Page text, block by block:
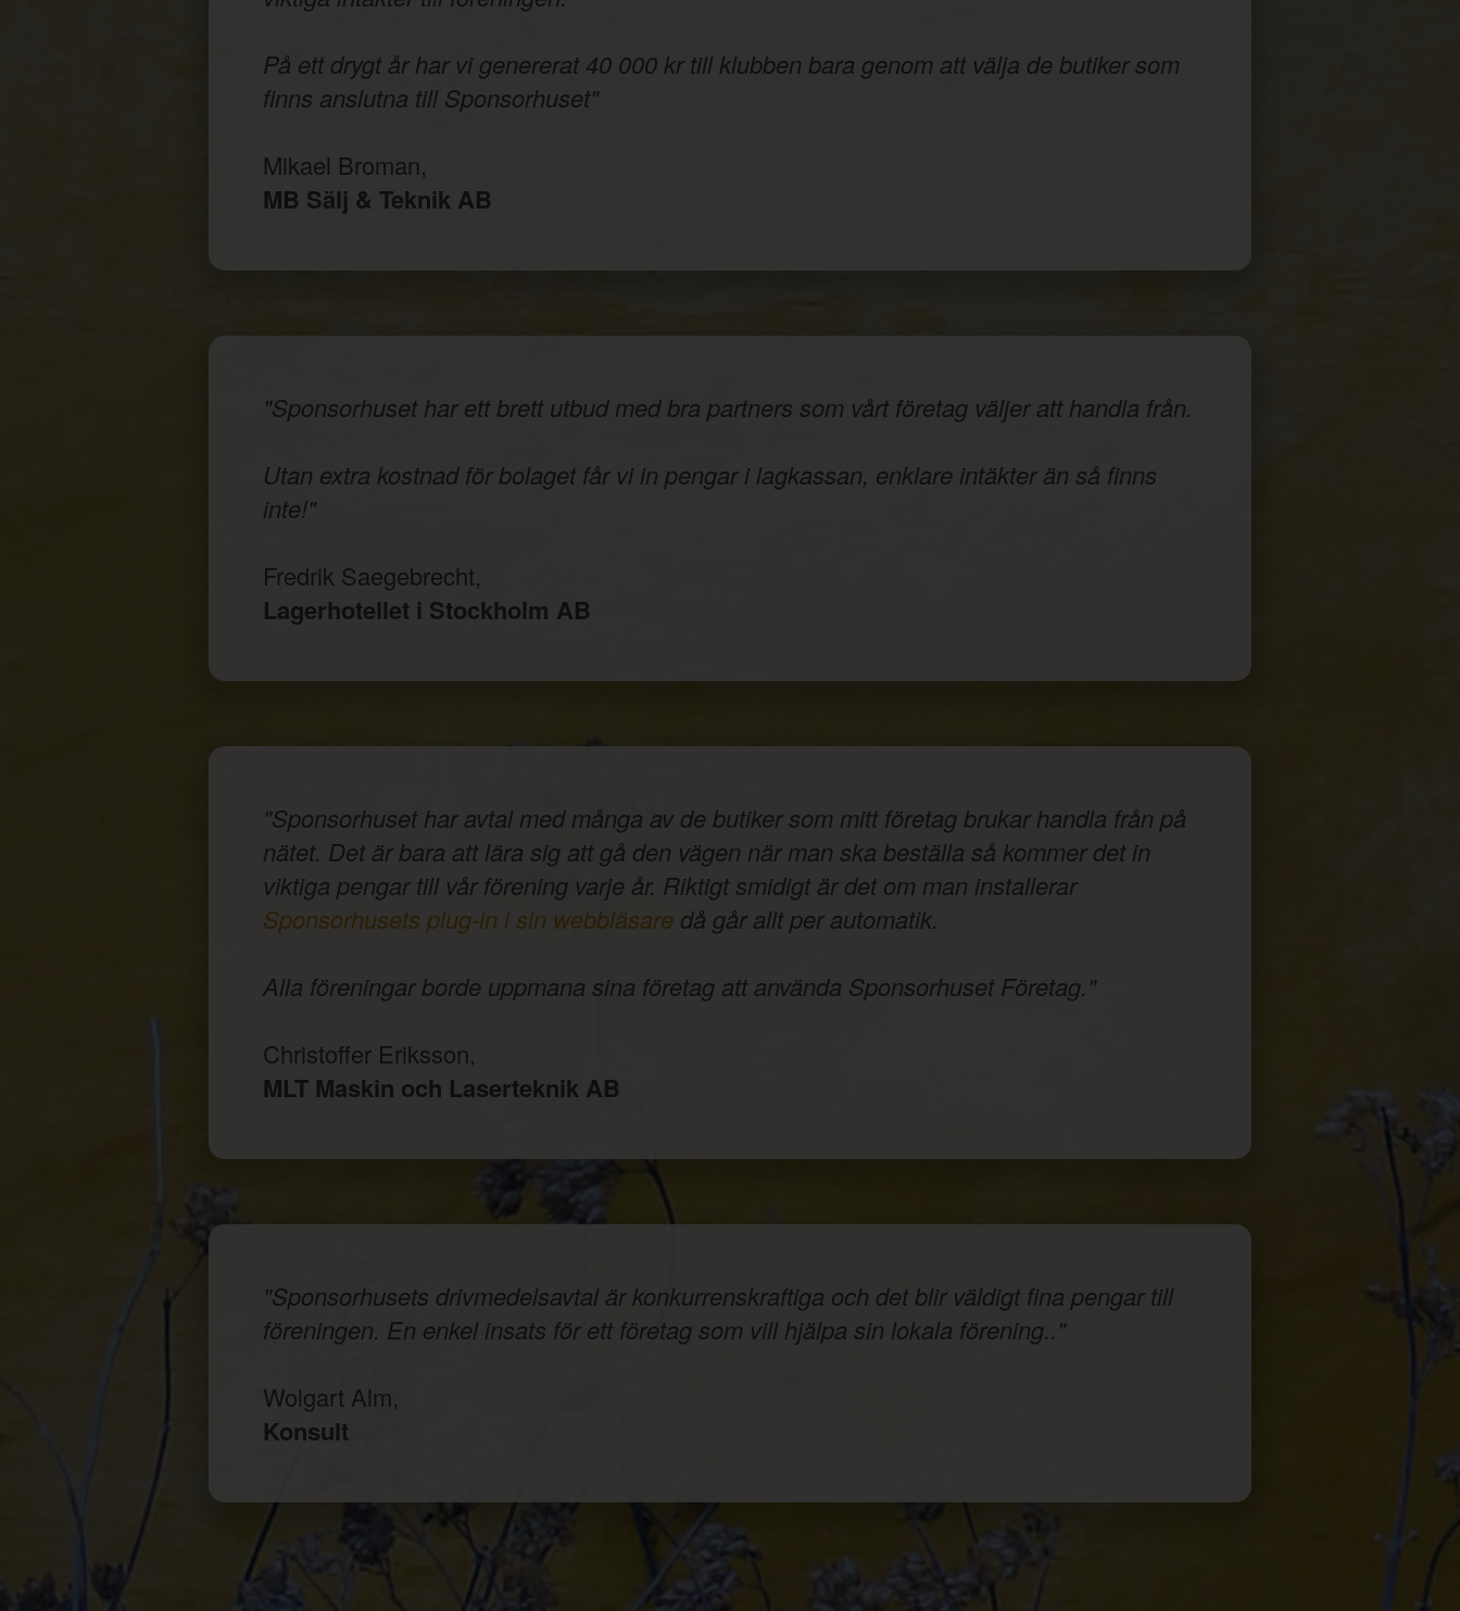
På ett drygt år har vi genererat 40 000 kr till klubben bara genom att välja de butiker som
finns anslutna till Sponsorhuset"
Mikael Broman,
MB Sälj & Teknik AB
"Sponsorhuset har ett brett utbud med bra partners som vårt företag väljer att handla från.
Utan extra kostnad för bolaget får vi in pengar i lagkassan, enklare intäkter än så finns
inte!"
Fredrik Saegebrecht,
Lagerhotellet i Stockholm AB
"Sponsorhuset har avtal med många av de butiker som mitt företag brukar handla från på
nätet. Det är bara att lära sig att gå den vägen när man ska beställa så kommer det in
viktiga pengar till vår förening varje år. Riktigt smidigt är det om man installerar
Sponsorhusets plug-in i sin webbläsare då går allt per automatik.
Alla föreningar borde uppmana sina företag att använda Sponsorhuset Företag."
Christoffer Eriksson,
MLT Maskin och Laserteknik AB
"Sponsorhusets drivmedelsavtal är konkurrenskraftiga och det blir väldigt fina pengar till
föreningen. En enkel insats för ett företag som vill hjälpa sin lokala förening.."
Wolgart Alm,
Konsult